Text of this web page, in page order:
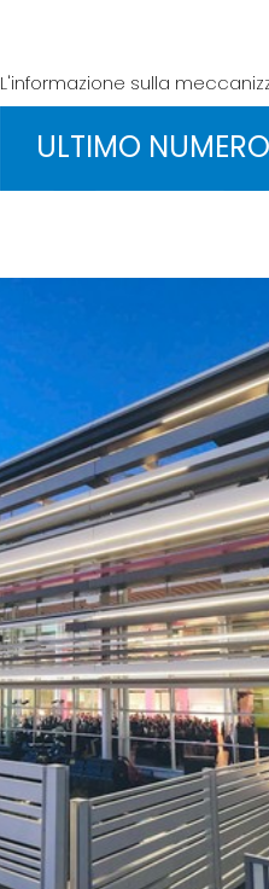
L'informazione sulla
ULTIMO NUMERO